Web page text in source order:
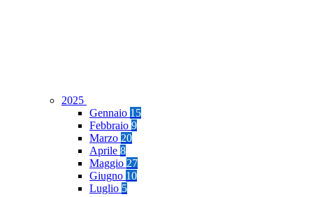
2025
Gennaio 15
Febbraio 9
Marzo 20
Aprile 8
Maggio 27
Giugno 10
Luglio 5